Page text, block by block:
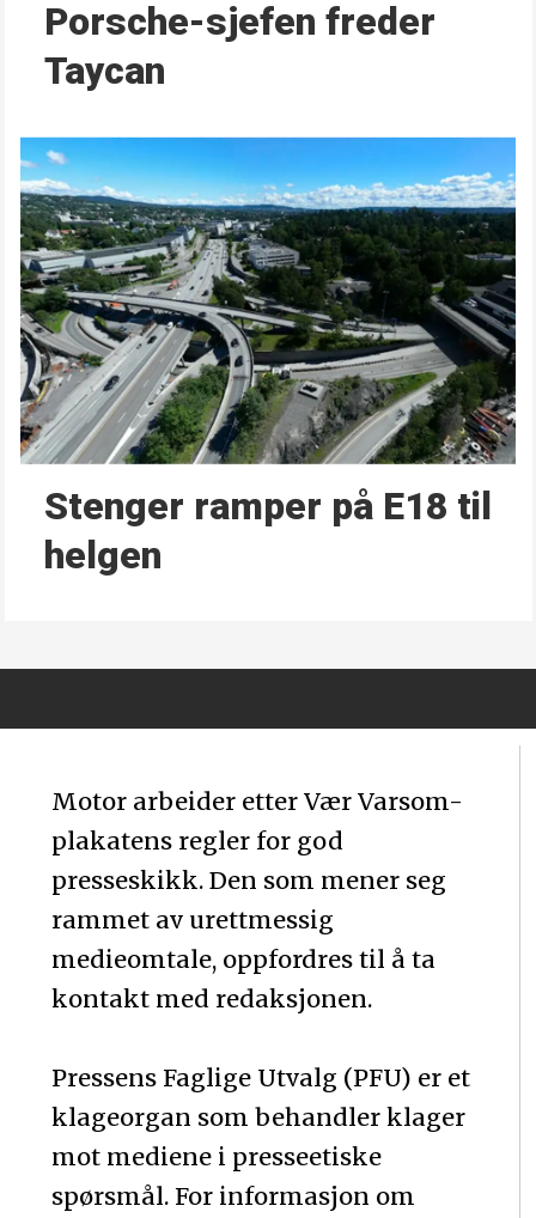
Porsche-sjefen freder
Taycan
Stenger ramper på E18 til
helgen
Motor arbeider etter Vær Varsom-
plakatens regler for god
presseskikk. Den som mener seg
rammet av urettmessig
medieomtale, oppfordres til å ta
kontakt med redaksjonen.
Pressens Faglige Utvalg (PFU) er et
klageorgan som behandler klager
mot mediene i presseetiske
spørsmål. For informasjon om